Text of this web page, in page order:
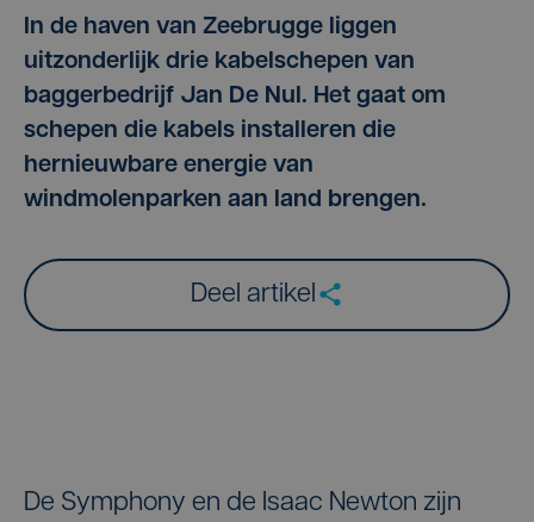
In de haven van Zeebrugge liggen
uitzonderlijk drie kabelschepen van
baggerbedrijf Jan De Nul. Het gaat om
schepen die kabels installeren die
hernieuwbare energie van
windmolenparken aan land brengen.
Deel artikel
De Symphony en de Isaac Newton zijn